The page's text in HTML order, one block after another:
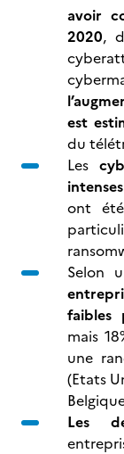
avoir
2020,
est
du
Les
intenses
ont
Selon
faibles
mais
une
(Etats
Les